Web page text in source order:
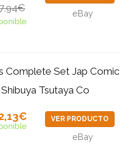
eBay
Complete Set Jap Comic
Tsutaya Co
VER PRODUCTO
eBay